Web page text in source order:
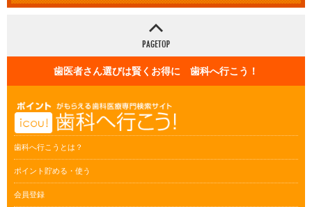
歯医者さん選びは賢くお得に 歯科へ行こう！
歯科へ行こうとは？
ポイント貯める・使う
会員登録